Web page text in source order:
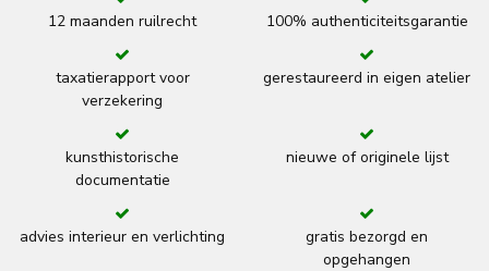
12 maanden ruilrecht 100% authenticiteitsgarantie
taxatierapport voor
verzekering
gerestaureerd in eigen atelier
kunsthistorische
documentatie
nieuwe of originele lijst
advies interieur en verlichting
gratis bezorgd en
opgehangen